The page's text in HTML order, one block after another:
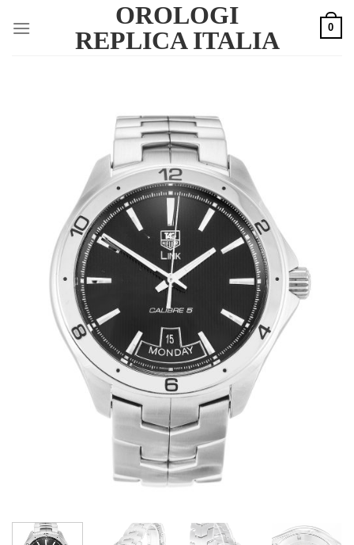
OROLOGI
REPLICA ITALIA
0